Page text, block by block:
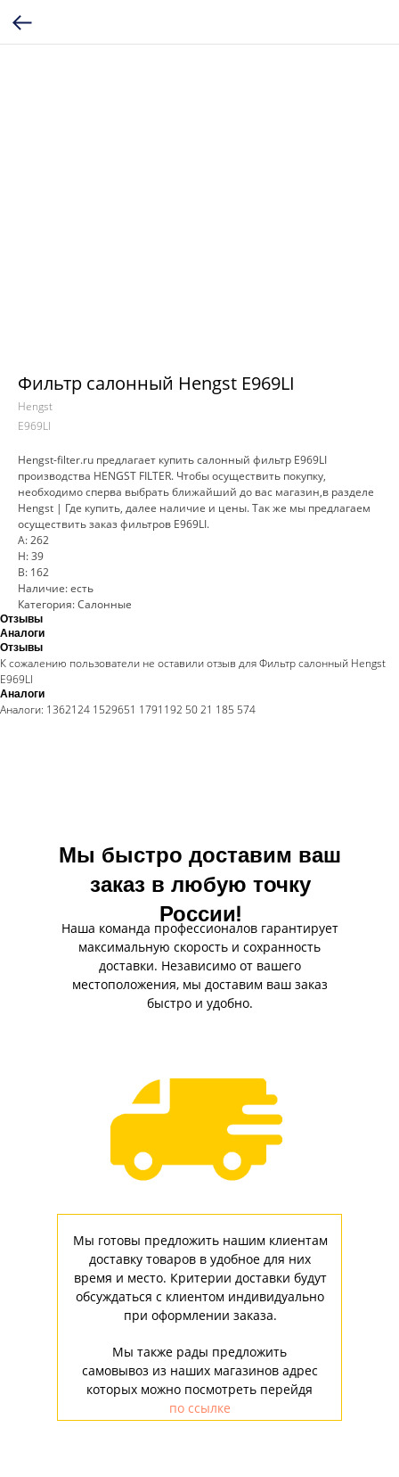
Фильтр салонный Hengst E969LI
Hengst
E969LI
Hengst-filter.ru предлагает купить салонный фильтр E969LI
производства HENGST FILTER. Чтобы осуществить покупку,
необходимо сперва выбрать ближайший до вас магазин,в разделе
Hengst | Где купить, далее наличие и цены. Так же мы предлагаем
осуществить заказ фильтров E969LI.
A: 262
H: 39
B: 162
Наличие: есть
Категория: Салонные
Отзывы
Аналоги
Отзывы
К сожалению пользователи не оставили отзыв для Фильтр салонный Hengst
E969LI
Аналоги
Аналоги: 1362124 1529651 1791192 50 21 185 574
Мы быстро доставим ваш
заказ в любую точку
России!
Мы готовы предложить нашим клиентам
доставку товаров в удобное для них
время и место. Критерии доставки будут
обсуждаться с клиентом индивидуально
при оформлении заказа.
Мы также рады предложить
самовывоз из наших магазинов адрес
которых можно посмотреть перейдя
по ссылке
Наша команда профессионалов гарантирует
максимальную скорость и сохранность
доставки. Независимо от вашего
местоположения, мы доставим ваш заказ
быстро и удобно.